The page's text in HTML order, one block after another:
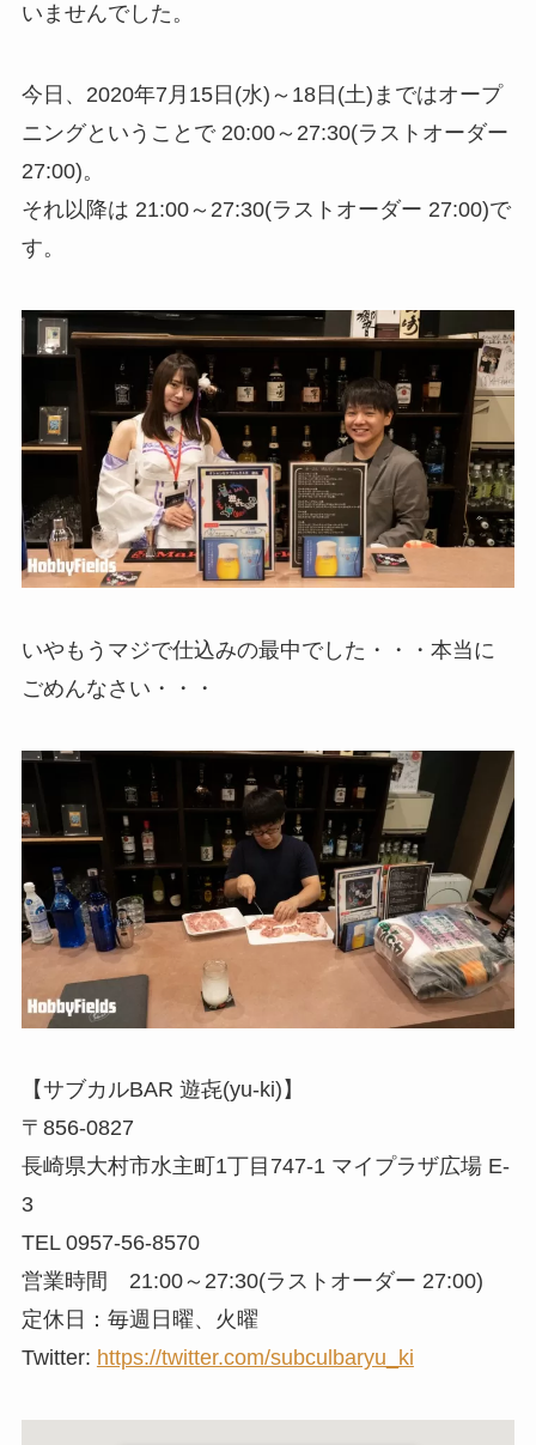
いませんでした。
今日、2020年7月15日(水)～18日(土)まではオープ
ニングということで 20:00～27:30(ラストオーダー
27:00)。
それ以降は 21:00～27:30(ラストオーダー 27:00)で
す。
いやもうマジで仕込みの最中でした・・・本当に
ごめんなさい・・・
【サブカルBAR 遊㐂(yu-ki)】
〒856-0827
長崎県大村市水主町1丁目747-1 マイプラザ広場 E-
3
TEL 0957-56-8570
営業時間 21:00～27:30(ラストオーダー 27:00)
定休日：毎週日曜、火曜
Twitter: https://twitter.com/subculbaryu_ki